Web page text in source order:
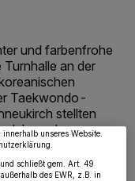
und farbenfrohe
an der
Taekwondo-
stellten
Jahren der
– mit
personenbezogene Daten
Gerät zu. Durch Auswahl
„Wir und unsere
aufgeführten
und Anzeigen
dieses Menü jederzeit
Ihre Einwilligung zu
Ablehnen am unteren
unseres Website.
schließt gem. Art. 49
des EWR, z.B. in